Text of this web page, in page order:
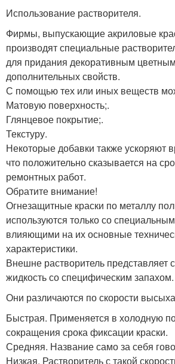
Использование растворителя.
Фирмы, выпускающие акриловые
производят специальные
для придания декоративным
дополнительных свойств.
С помощью тех или иных веществ
Матовую поверхность;.
Глянцевое покрытие;.
Текстуру.
Некоторые добавки также ускоряют
что положительно сказывается на
ремонтных работ.
Обратите внимание!
Огнезащитные краски по металлу
используются только со
влияющими на их основные
характеристики.
Внешне растворитель представляет
жидкость со специфическим запахом.
Они различаются по скорости
Быстрая. Применяется в холодную
сокращения срока фиксации краски.
Средняя. Название само за себя
Низкая. Растворитель с такой